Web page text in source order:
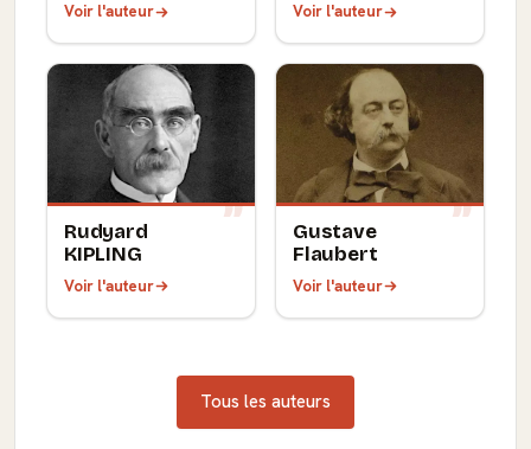
Voir l'auteur Voir l'auteur
Rudyard
KIPLING
Voir l'auteur
Gustave
Flaubert
Voir l'auteur
Tous les auteurs